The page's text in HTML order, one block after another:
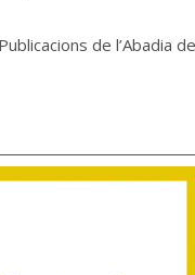
de l’Abadia